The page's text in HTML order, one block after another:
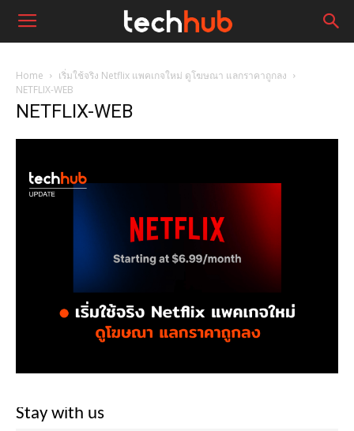
Home
เริ่มใช้จริง Netflix แพคเกจใหม่ ดูโฆษณา แลกราคาถูกลง
NETFLIX-WEB
NETFLIX-WEB
Stay with us